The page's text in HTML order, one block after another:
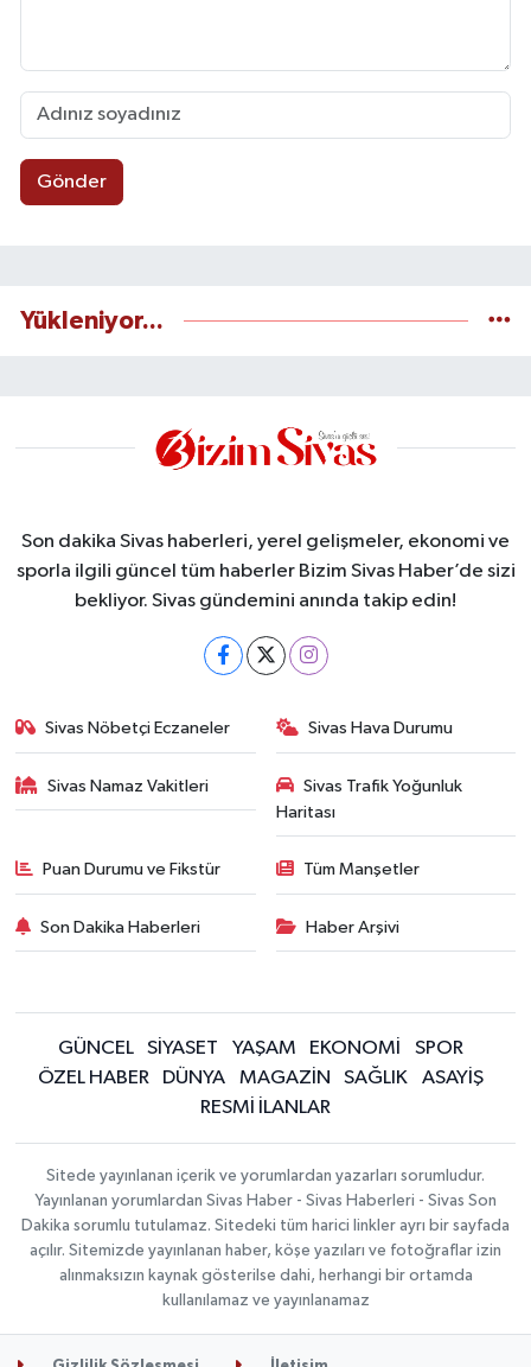
Gönder
Yükleniyor...
Son dakika Sivas haberleri, yerel gelişmeler, ekonomi ve
sporla ilgili güncel tüm haberler Bizim Sivas Haber’de sizi
bekliyor. Sivas gündemini anında takip edin!
Sivas Nöbetçi Eczaneler Sivas Hava Durumu
Sivas Namaz Vakitleri
Sivas Trafik Yoğunluk
Haritası
Puan Durumu ve Fikstür Tüm Manşetler
Son Dakika Haberleri Haber Arşivi
GÜNCEL SİYASET YAŞAM EKONOMİ
SPOR
ÖZEL HABER
DÜNYA MAGAZİN SAĞLIK
ASAYİŞ
RESMİ İLANLAR
Sitede yayınlanan içerik ve yorumlardan yazarları sorumludur.
Yayınlanan yorumlardan Sivas Haber - Sivas Haberleri - Sivas Son
Dakika sorumlu tutulamaz. Sitedeki tüm harici linkler ayrı bir sayfada
açılır. Sitemizde yayınlanan haber, köşe yazıları ve fotoğraflar izin
alınmaksızın kaynak gösterilse dahi, herhangi bir ortamda
kullanılamaz ve yayınlanamaz